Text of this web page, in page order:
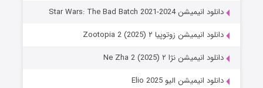
دانلود انیمیشن Star Wars: The Bad Batch 2021-2024
دانلود انیمیشن زوتوپیا ۲ Zootopia 2 (2025)
دانلود انیمیشن نژا ۲ Ne Zha 2 (2025)
دانلود انیمیشن الیو Elio 2025